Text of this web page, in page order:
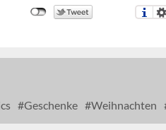
Geschenke Weihnachten